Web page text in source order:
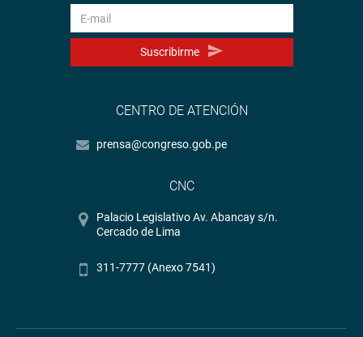
Suscribirme
CENTRO DE ATENCIÓN
prensa@congreso.gob.pe
CNC
Palacio Legislativo Av. Abancay s/n.
Cercado de Lima
311-7777 (Anexo 7541)